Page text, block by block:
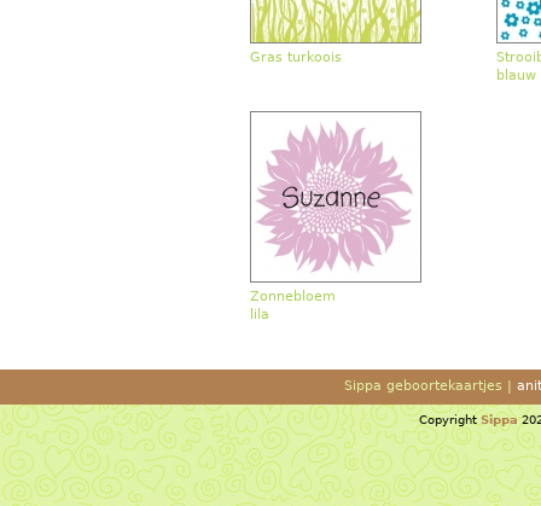
Gras turkoois
blauw
Zonnebloem
lila
Sippa geboortekaartjes |
Copyright Sippa